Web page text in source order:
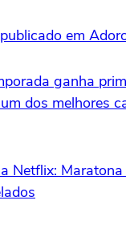
em
ganha
dos melhores
Netflix: